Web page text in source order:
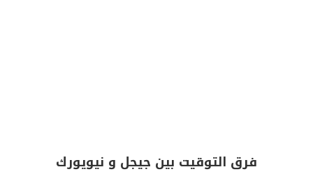
فرق التوقيت بين جيجل و نيويورك